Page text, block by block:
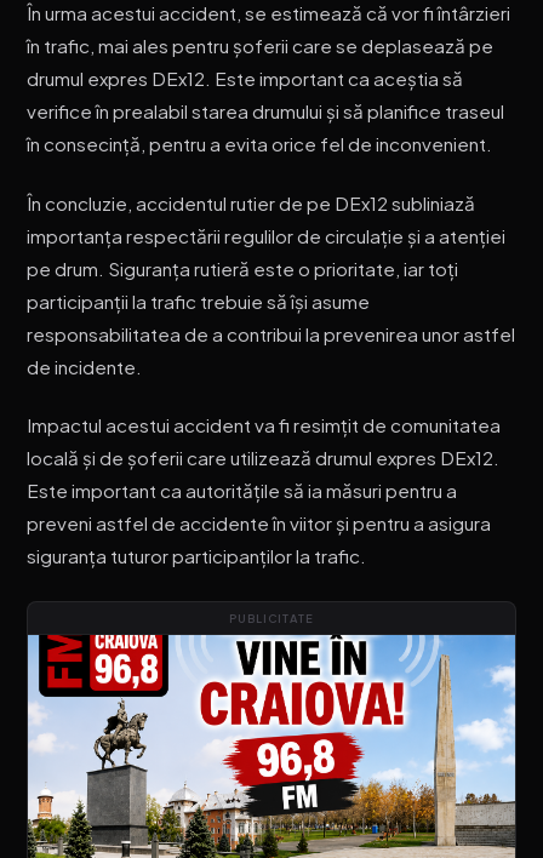
În urma acestui accident, se estimează că vor fi întârzieri
în trafic, mai ales pentru șoferii care se deplasează pe
drumul expres DEx12. Este important ca aceștia să
verifice în prealabil starea drumului și să planifice traseul
în consecință, pentru a evita orice fel de inconvenient.
În concluzie, accidentul rutier de pe DEx12 subliniază
importanța respectării regulilor de circulație și a atenției
pe drum. Siguranța rutieră este o prioritate, iar toți
participanții la trafic trebuie să își asume
responsabilitatea de a contribui la prevenirea unor astfel
de incidente.
Impactul acestui accident va fi resimțit de comunitatea
locală și de șoferii care utilizează drumul expres DEx12.
Este important ca autoritățile să ia măsuri pentru a
preveni astfel de accidente în viitor și pentru a asigura
siguranța tuturor participanților la trafic.
PUBLICITATE